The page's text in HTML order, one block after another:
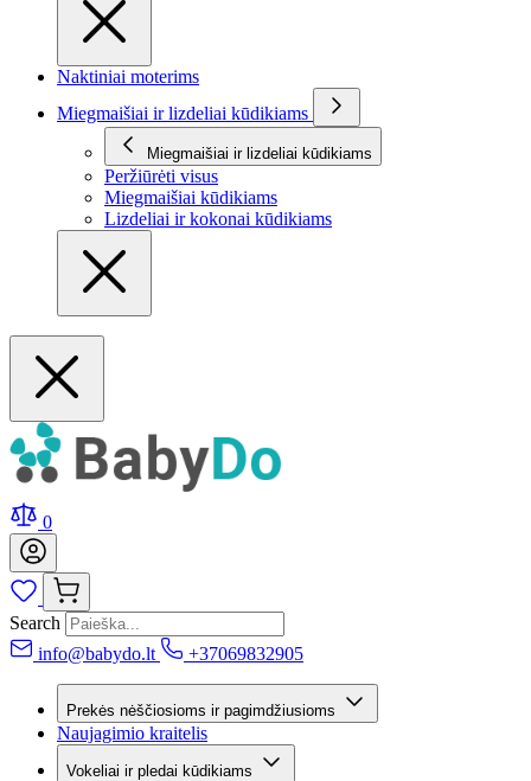
Naktiniai moterims
Miegmaišiai ir lizdeliai kūdikiams
Miegmaišiai ir lizdeliai kūdikiams
Peržiūrėti visus
Miegmaišiai kūdikiams
Lizdeliai ir kokonai kūdikiams
0
Search
info@babydo.lt
+37069832905
Prekės nėščiosioms ir pagimdžiusioms
Naujagimio kraitelis
Vokeliai ir pledai kūdikiams